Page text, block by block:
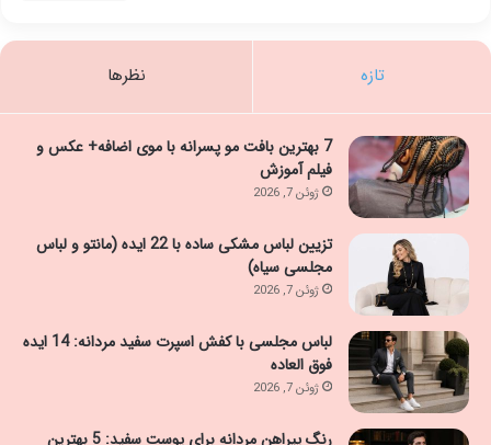
تازه نظرها
7 بهترین بافت مو پسرانه با موی اضافه+ عکس و
فیلم آموزش
ژوئن 7, 2026
تزیین لباس مشکی ساده با 22 ایده (مانتو و لباس
مجلسی سیاه)
ژوئن 7, 2026
لباس مجلسی با کفش اسپرت سفید مردانه: 14 ایده
فوق العاده
ژوئن 7, 2026
رنگ پیراهن مردانه برای پوست سفید: 5 بهترین